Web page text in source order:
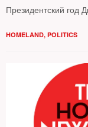
Президентский год
HOMELAND, POLITICS